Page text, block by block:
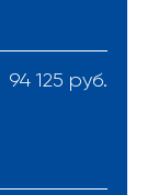
94 125 руб.